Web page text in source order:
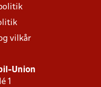
vilkår
Union
1